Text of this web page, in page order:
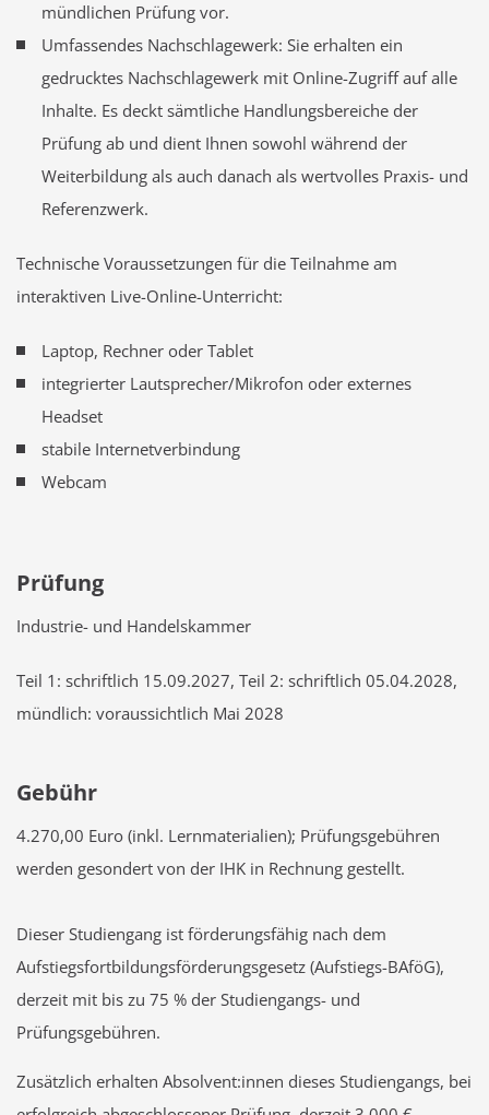
mündlichen Prüfung vor.
Umfassendes Nachschlagewerk: Sie erhalten ein
gedrucktes Nachschlagewerk mit Online-Zugriff auf alle
Inhalte. Es deckt sämtliche Handlungsbereiche der
Prüfung ab und dient Ihnen sowohl während der
Weiterbildung als auch danach als wertvolles Praxis- und
Referenzwerk.
Technische Voraussetzungen für die Teilnahme am
interaktiven Live-Online-Unterricht:
Laptop, Rechner oder Tablet
integrierter Lautsprecher/Mikrofon oder externes
Headset
stabile Internetverbindung
Webcam
Prüfung
Industrie- und Handelskammer
Teil 1: schriftlich 15.09.2027, Teil 2: schriftlich 05.04.2028,
mündlich: voraussichtlich Mai 2028
Gebühr
4.270,00 Euro (inkl. Lernmaterialien); Prüfungsgebühren
werden gesondert von der IHK in Rechnung gestellt.
Dieser Studiengang ist förderungsfähig nach dem
Aufstiegsfortbildungsförderungsgesetz (Aufstiegs-BAföG),
derzeit mit bis zu 75 % der Studiengangs- und
Prüfungsgebühren.
Zusätzlich erhalten Absolvent:innen dieses Studiengangs, bei